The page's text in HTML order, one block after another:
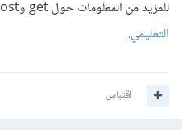
للمزيد من المعلومات حول get وpost أنصحك بقراءة هذا
التعليمي.
اقتباس